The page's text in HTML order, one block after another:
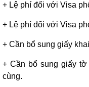
+ Lệ phí đối với Visa
+ Lệ phí đối với Visa
+ Cần bổ sung giấy
+ Cần bổ sung giấy
cùng.